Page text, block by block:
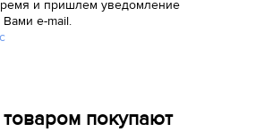
и пришлем уведомление
Вами e-mail.
покупают